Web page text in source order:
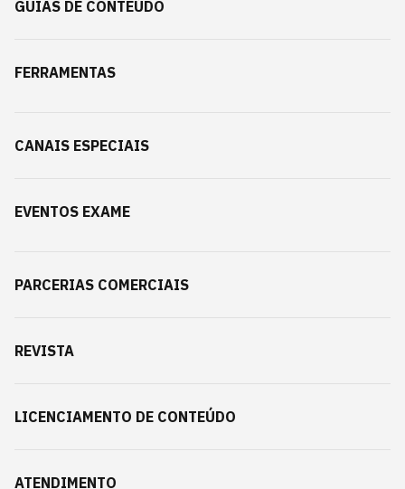
GUIAS DE CONTEÚDO
FERRAMENTAS
CANAIS ESPECIAIS
EVENTOS EXAME
PARCERIAS COMERCIAIS
REVISTA
LICENCIAMENTO DE CONTEÚDO
ATENDIMENTO